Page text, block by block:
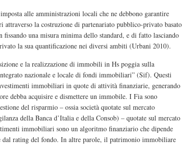
alle amministrazioni locali che ne debbono garantire
attraverso la costruzione di partenariato pubblico-privato basato
fissando una misura minima dello standard, e di fatto lasciando
la sua quantificazione nei diversi ambiti (Urbani 2010).
e la realizzazione di immobili in Hs poggia sulla
nazionale e locale di fondi immobiliari” (Sif). Questi
immobiliari in quote di attività finanziarie, generando
debba acquisire e dismettere un immobile. I Fia sono
del risparmio – ossia società quotate sul mercato
della Banca d’Italia e della Consob) – quotate sul mercato
immobiliari sono un algoritmo finanziario che dipende
dal rating del fondo. In altre parole, il patrimonio immobiliare